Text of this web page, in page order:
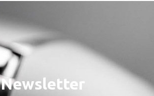
Newsletter